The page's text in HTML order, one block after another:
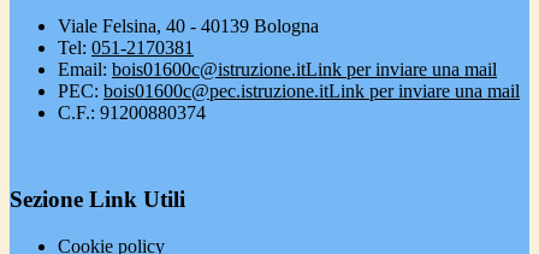
Viale Felsina, 40 - 40139 Bologna
Tel: 051-2170381
Email: bois01600c@istruzione.itLink per inviare una mail
PEC: bois01600c@pec.istruzione.itLink per inviare una mail
C.F.: 91200880374
Sezione Link Utili
Cookie policy